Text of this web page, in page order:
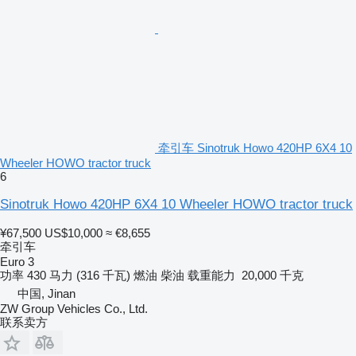
牵引车 Sinotruk Howo 420HP 6X4 10
Wheeler HOWO tractor truck
6
Sinotruk Howo 420HP 6X4 10 Wheeler HOWO tractor truck
¥67,500 US$10,000 ≈ €8,655
牵引车
Euro 3
功率 430 马力 (316 千瓦) 燃油 柴油 载重能力
20,000 千克
中国, Jinan
ZW Group Vehicles Co., Ltd.
联系卖方